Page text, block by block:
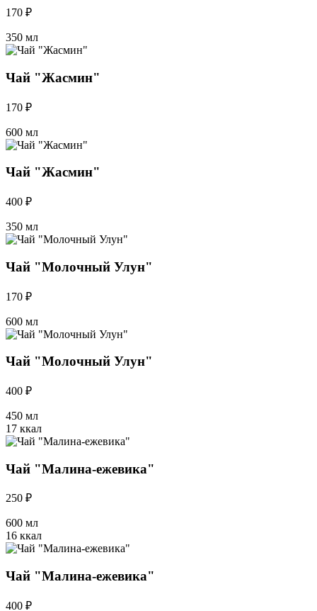
170 ₽
350 мл
Чай "Жасмин"
170 ₽
600 мл
Чай "Жасмин"
400 ₽
350 мл
Чай "Молочный Улун"
170 ₽
600 мл
Чай "Молочный Улун"
400 ₽
450 мл
17 ккал
Чай "Малина-ежевика"
250 ₽
600 мл
16 ккал
Чай "Малина-ежевика"
400 ₽